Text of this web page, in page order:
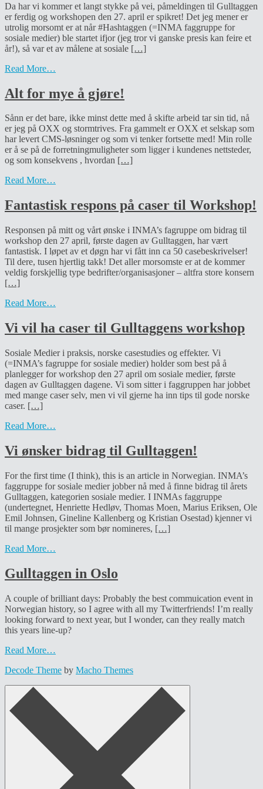
Da har vi kommer et langt stykke på vei, påmeldingen til Gulltaggen
er ferdig og workshopen den 27. april er spikret! Det jeg mener er
utrolig morsomt er at når #Hashtaggen (=INMA faggruppe for
sosiale medier) ble startet ifjor (jeg tror vi ganske presis kan feire et
år!), så var et av målene at sosiale […]
Read More…
Alt for mye å gjøre!
Sånn er det bare, ikke minst dette med å skifte arbeid tar sin tid, nå
er jeg på OXX og stormtrives. Fra gammelt er OXX et selskap som
har levert CMS-løsninger og som vi tenker fortsette med! Min rolle
er å se på de forretningmuligheter som ligger i kundenes nettsteder,
og som konsekvens , hvordan […]
Read More…
Fantastisk respons på caser til Workshop!
Responsen på mitt og vårt ønske i INMA’s fagruppe om bidrag til
workshop den 27 april, første dagen av Gulltaggen, har vært
fantastisk. I løpet av et døgn har vi fått inn ca 50 casebeskrivelser!
Til dere, tusen hjertlig takk! Det aller morsomste er at de kommer
veldig forskjellig type bedrifter/organisasjoner – altfra store konsern
[…]
Read More…
Vi vil ha caser til Gulltaggens workshop
Sosiale Medier i praksis, norske casestudies og effekter. Vi
(=INMA’s fagruppe for sosiale medier) holder som best på å
planlegger for workshop den 27 april om sosiale medier, første
dagen av Gulltaggen dagene. Vi som sitter i faggruppen har jobbet
med mange caser selv, men vi vil gjerne ha inn tips til gode norske
caser. […]
Read More…
Vi ønsker bidrag til Gulltaggen!
For the first time (I think), this is an article in Norwegian. INMA’s
faggruppe for sosiale medier jobber nå med å finne bidrag til årets
Gulltaggen, kategorien sosiale medier. I INMAs faggruppe
(undertegnet, Henriette Hedløv, Thomas Moen, Marius Eriksen, Ole
Emil Johnsen, Gineline Kallenberg og Kristian Osestad) kjenner vi
til mange prosjekter som bør nomineres, […]
Read More…
Gulltaggen in Oslo
A couple of brilliant days: Probably the best commuication event in
Norwegian history, so I agree with all my Twitterfriends! I’m really
looking forward to next year, but I wonder, can they really match
this years line-up?
Read More…
Decode Theme by Macho Themes